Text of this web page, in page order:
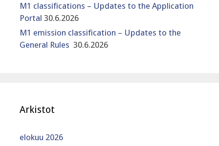
M1 classifications – Updates to the Application
Portal 30.6.2026
M1 emission classification – Updates to the
General Rules 30.6.2026
Arkistot
elokuu 2026